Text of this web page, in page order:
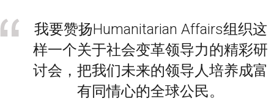
我要赞扬Humanitarian Affairs组织这
样一个关于社会变革领导力的精彩研
讨会，把我们未来的领导人培养成富
有同情心的全球公民。